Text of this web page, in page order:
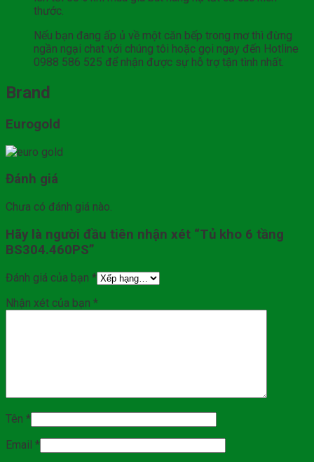
thước.
Nếu bạn đang ấp ủ về một căn bếp trong mơ thì đừng
ngần ngại chat với chúng tôi hoặc gọi ngay đến Hotline
0988 586 525 để nhận được sự hỗ trợ tận tình nhất.
Brand
Eurogold
Đánh giá
Chưa có đánh giá nào.
Hãy là người đầu tiên nhận xét “Tủ kho 6 tầng
BS304.460PS”
Đánh giá của bạn *
Nhận xét của bạn *
Tên *
Email *